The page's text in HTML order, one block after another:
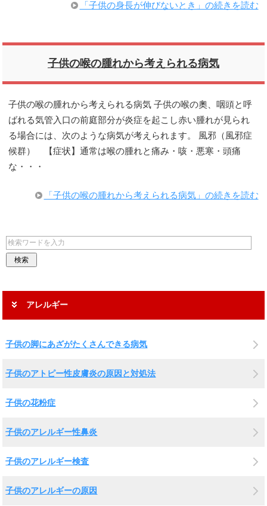
「子供の身長が伸びないとき」の続きを読む
子供の喉の腫れから考えられる病気
子供の喉の腫れから考えられる病気 子供の喉の奧、咽頭と呼
ばれる気管入口の前庭部分が炎症を起こし赤い腫れが見られ
る場合には、次のような病気が考えられます。 風邪（風邪症
候群） 【症状】通常は喉の腫れと痛み・咳・悪寒・頭痛
な・・・
「子供の喉の腫れから考えられる病気」の続きを読む
アレルギー
子供の脚にあざがたくさんできる病気
子供のアトピー性皮膚炎の原因と対処法
子供の花粉症
子供のアレルギー性鼻炎
子供のアレルギー検査
子供のアレルギーの原因